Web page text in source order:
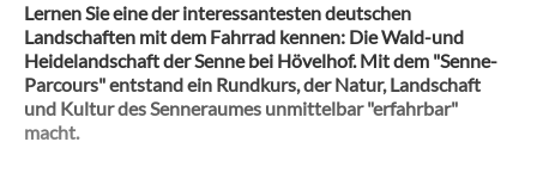
Lernen Sie eine der interessantesten deutschen
Landschaften mit dem Fahrrad kennen: Die Wald-und
Heidelandschaft der Senne bei Hövelhof. Mit dem "Senne-
Parcours" entstand ein Rundkurs, der Natur, Landschaft
und Kultur des Senneraumes unmittelbar "erfahrbar"
macht.